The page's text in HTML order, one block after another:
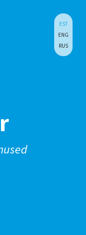
EST
ENG
RUS